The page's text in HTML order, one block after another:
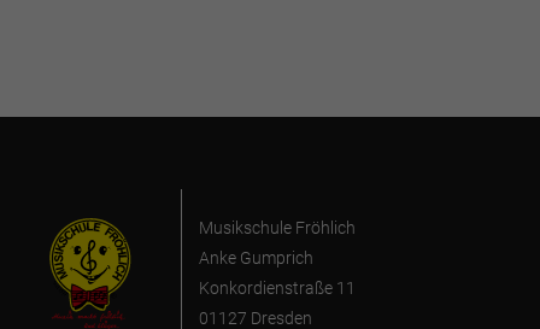
Musikschule Fröhlich
Anke Gumprich
Konkordienstraße 11
01127 Dresden